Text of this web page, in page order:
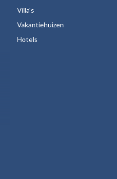
Villa's
Vakantiehuizen
Hotels